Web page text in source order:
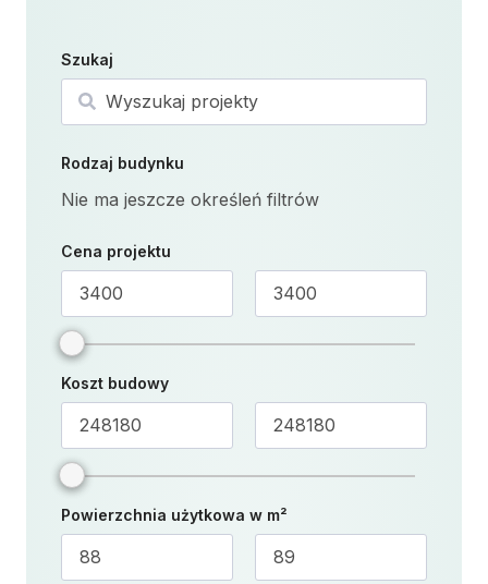
Szukaj
Szukaj
Rodzaj budynku
Nie ma jeszcze określeń filtrów
Cena projektu
Koszt budowy
Powierzchnia użytkowa w m²